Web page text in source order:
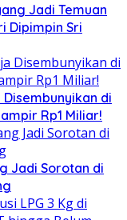
Jadi Temuan
Dipimpin Sri
Disembunyikan di
Rp1 Miliar!
Jadi Sorotan di